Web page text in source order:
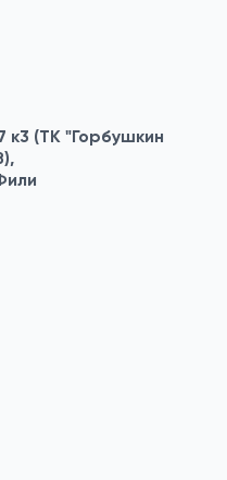
к3 (ТК "Горбушкин